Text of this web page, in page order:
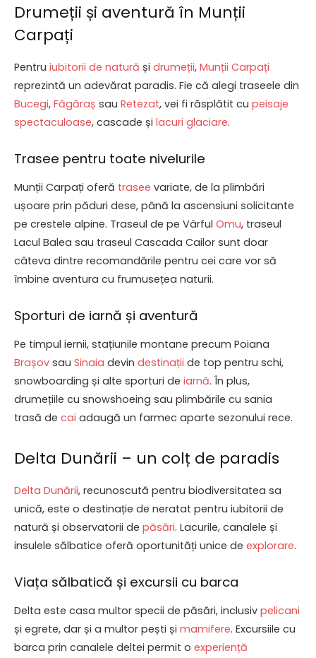
Drumeții și aventură în Munții
Carpați
Pentru iubitorii de natură și drumeții, Munții Carpați
reprezintă un adevărat paradis. Fie că alegi traseele din
Bucegi, Făgăraș sau Retezat, vei fi răsplătit cu peisaje
spectaculoase, cascade și lacuri glaciare.
Trasee pentru toate nivelurile
Munții Carpați oferă trasee variate, de la plimbări
ușoare prin păduri dese, până la ascensiuni solicitante
pe crestele alpine. Traseul de pe Vârful Omu, traseul
Lacul Balea sau traseul Cascada Cailor sunt doar
câteva dintre recomandările pentru cei care vor să
îmbine aventura cu frumusețea naturii.
Sporturi de iarnă și aventură
Pe timpul iernii, stațiunile montane precum Poiana
Brașov sau Sinaia devin destinații de top pentru schi,
snowboarding și alte sporturi de iarnă. În plus,
drumețiile cu snowshoeing sau plimbările cu sania
trasă de cai adaugă un farmec aparte sezonului rece.
Delta Dunării – un colț de paradis
Delta Dunării, recunoscută pentru biodiversitatea sa
unică, este o destinație de neratat pentru iubitorii de
natură și observatorii de păsări. Lacurile, canalele și
insulele sălbatice oferă oportunități unice de explorare.
Viața sălbatică și excursii cu barca
Delta este casa multor specii de păsări, inclusiv pelicani
și egrete, dar și a multor pești și mamifere. Excursiile cu
barca prin canalele deltei permit o experiență